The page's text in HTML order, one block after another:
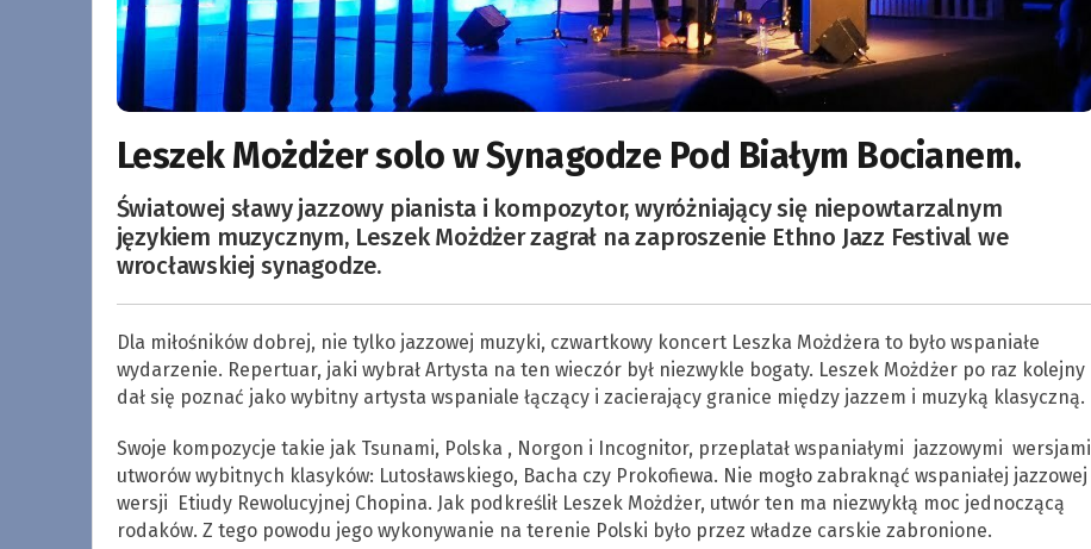
Leszek Możdżer solo w Synagodze Pod Białym Bocianem.
Światowej sławy jazzowy pianista i kompozytor, wyróżniający się niepowtarzalnym
językiem muzycznym, Leszek Możdżer zagrał na zaproszenie Ethno Jazz Festival we
wrocławskiej synagodze.
Dla miłośników dobrej, nie tylko jazzowej muzyki, czwartkowy koncert Leszka Możdżera to było wspaniałe
wydarzenie. Repertuar, jaki wybrał Artysta na ten wieczór był niezwykle bogaty. Leszek Możdżer po raz kolejny
dał się poznać jako wybitny artysta wspaniale łączący i zacierający granice między jazzem i muzyką klasyczną.
Swoje kompozycje takie jak Tsunami, Polska , Norgon i Incognitor, przeplatał wspaniałymi jazzowymi wersjami
utworów wybitnych klasyków: Lutosławskiego, Bacha czy Prokofiewa. Nie mogło zabraknąć wspaniałej jazzowej
wersji Etiudy Rewolucyjnej Chopina. Jak podkreślił Leszek Możdżer, utwór ten ma niezwykłą moc jednoczącą
rodaków. Z tego powodu jego wykonywanie na terenie Polski było przez władze carskie zabronione.